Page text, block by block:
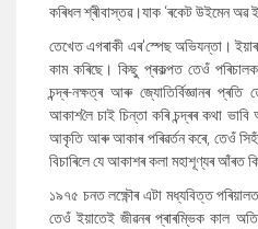
কৰিধল শ্ৰীবাস্তৱ।যাক ‘ৰকেট উইমেন অৱ
তেখেত এগৰাকী এৰ'স্পেছ অভিযন্তা।
কাম কৰিছে। কিছু প্ৰকল্পত তেওঁ
চন্দ্ৰ-নক্ষত্ৰ আৰু জ্যোতিৰ্বিজ্ঞানৰ
আকাশলৈ চাই চিন্তা কৰি চন্দ্ৰৰ কথা ভাবি
আকৃতি আৰু আকাৰ পৰিৱৰ্তন কৰে, তেওঁ
বিচাৰিলে যে আকাশৰ কলা মহাশূণ্যৰ আঁৰত
১৯৭৫ চনত লক্ষ্ণৌৰ এটা মধ্যবিত্ত
তেওঁ ইয়াতেই জীৱনৰ প্ৰাৰম্ভিক কাল